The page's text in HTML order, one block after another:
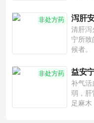
非处方药 泻肝
清肝泻
宁所致
候者。
非处方药 益安
补气活
弱，肝
足麻木